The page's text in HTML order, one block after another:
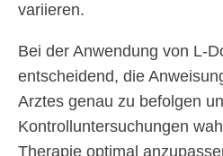
variieren.
Bei der Anwendung von L-
entscheidend, die
Arztes genau zu befolgen
Kontrolluntersuchungen
Therapie optimal